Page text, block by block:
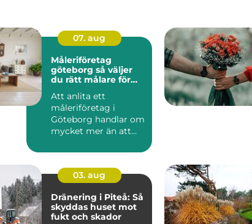
07. aug
Måleriföretag
göteborg så väljer
du rätt målare för
Att anlita ett
måleriföretag i
Göteborg handlar om
mycket mer än att
väggarna....
03. aug
Dränering i Piteå: Så
skyddas huset mot
fukt och skador